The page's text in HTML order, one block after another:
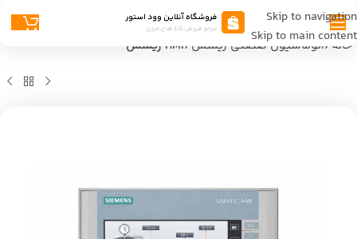
Skip to navigation
Skip to main content
خانه اتوماسیون صنعتی زیمنس HMI زیمنس